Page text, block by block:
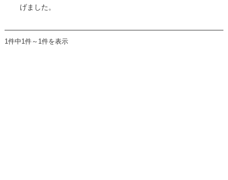
げました。
1件中1件～1件を表示